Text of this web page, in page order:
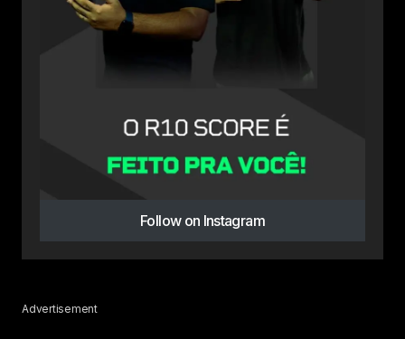
Follow on Instagram
Advertisement